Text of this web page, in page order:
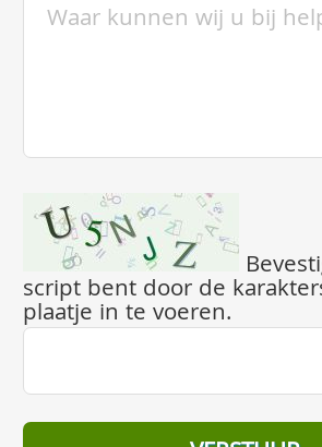
script bent door de
plaatje in te voeren.